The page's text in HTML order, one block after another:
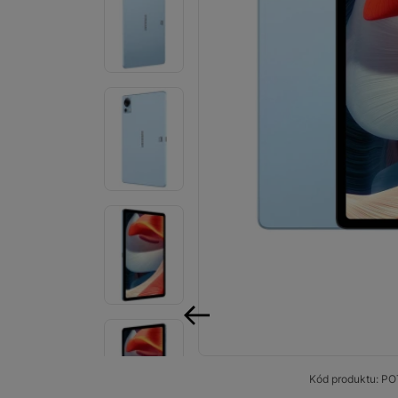
Smart
Ventilátory
Herní zóna
Příslušenství
Dárkové poukázky iSpace
Vrácené zboží
Kód produktu: